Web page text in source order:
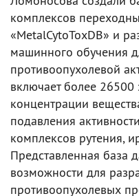
комплексов
«MetalCytoToxDB» и
машинного обучения
противоопухолевой
включает более 26500
концентрации
подавления
комплексов рутения,
Представленная база
возможности для
противоопухолевых